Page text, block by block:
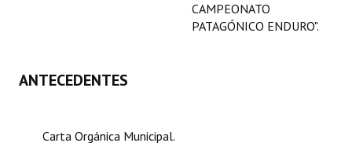
Carta Orgánica 2007
Digesto
CAMPEONATO
PATAGÓNICO ENDURO".
ANTECEDENTES
Carta Orgánica Municipal.